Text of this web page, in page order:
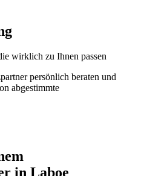
wirklich zu Ihnen passen
persönlich beraten und
abgestimmte
in Laboe